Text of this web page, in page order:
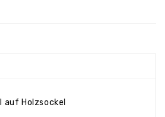
auf Holzsockel